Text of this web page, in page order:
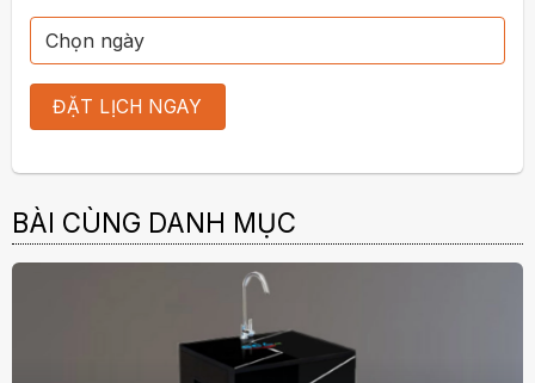
BÀI CÙNG DANH MỤC